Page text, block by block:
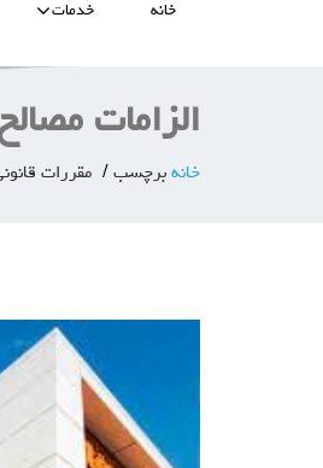
خانه خدمات
الزامات
خانه برچسب مقررات